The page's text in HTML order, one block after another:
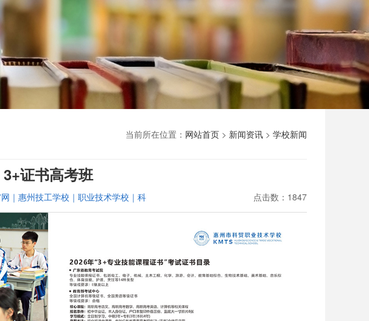
当前所在位置： 网站首页 > 新闻资讯 > 学校新闻
3+证书高考班
点击数：1847
｜惠州技工学校｜职业技术学校｜科